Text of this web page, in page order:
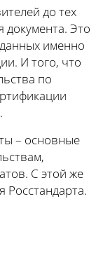
до тех
документа. Это
именно
И того, что
по
– основные
С этой же
Росстандарта.